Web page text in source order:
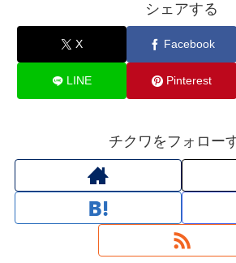
シェアする
X Facebook
LINE Pinterest
チクワをフォロー